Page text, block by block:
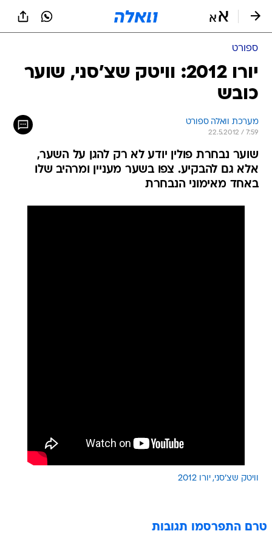
ספורט
יורו 2012: וויטק שצ'סני, שוער
כובש
מערכת וואלה ספורט
22.5.2012 / 7:59
שוער נבחרת פולין יודע לא רק להגן על השער,
אלא גם להבקיע. צפו בשער מעניין ומרהיב שלו
באחד מאימוני הנבחרת
וויטק שצ'סני יורו 2012
טרם התפרסמו תגובות